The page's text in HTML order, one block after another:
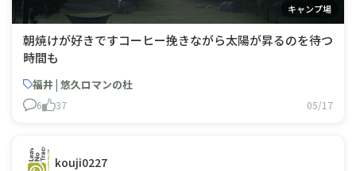
キャンプ場
朝焼けが好きですコーヒー挽きながら太陽が昇るのを待つ
時間も
福井 | 悠久ロマンの杜
6 37 05/17
kouji0227